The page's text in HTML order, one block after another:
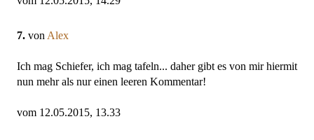
7. von Alex
Ich mag Schiefer, ich mag tafeln... daher gibt es von mir hiermit
nun mehr als nur einen leeren Kommentar!
vom 12.05.2015, 13.33